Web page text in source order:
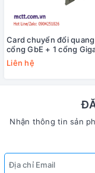
Card chuyển đổi quang
cổng GbE + 1 cổng
quang JHA Tech JHA-
Liên hệ
Nhận thông tin sản